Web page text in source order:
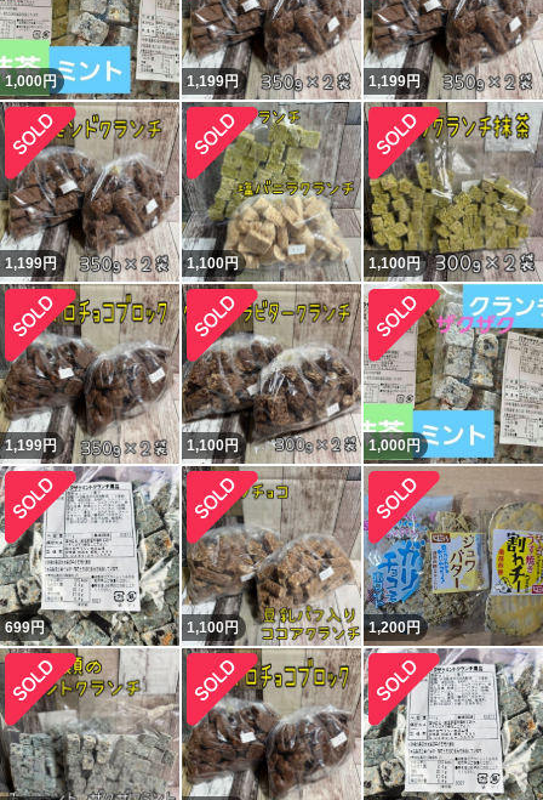
1,000円 1,199円 1,199円
1,199円 1,100円 1,100円
1,199円 1,100円 1,000円
699円 1,100円 1,200円